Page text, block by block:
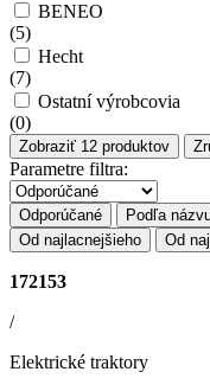
BENEO
(5)
Hecht
(7)
Ostatní výrobcovia
(0)
Zobraziť 12 produktov
Parametre filtra:
Odporúčané Podľa
Od najlacnejšieho
Od
172153
/
Elektrické traktory